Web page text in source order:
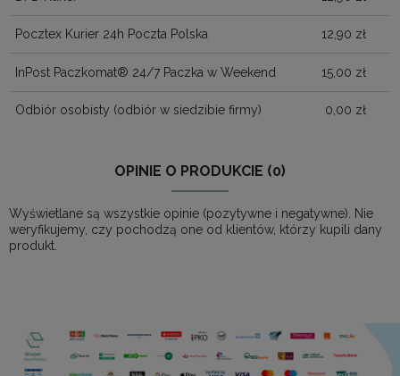
Pocztex Kurier 24h Poczta Polska 12,90 zł
InPost Paczkomat® 24/7 Paczka w Weekend 15,00 zł
Odbiór osobisty (odbiór w siedzibie firmy) 0,00 zł
OPINIE O PRODUKCIE (0)
Wyświetlane są wszystkie opinie (pozytywne i negatywne). Nie
weryfikujemy, czy pochodzą one od klientów, którzy kupili dany
produkt.